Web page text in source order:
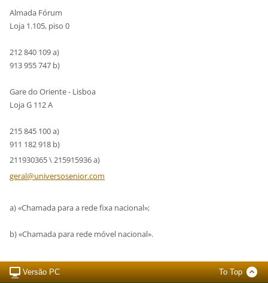
Almada Fórum
Loja 1.105, piso 0
212 840 109 a)
913 955 747 b)
Gare do Oriente - Lisboa
Loja G 112 A
215 845 100 a)
911 182 918 b)
211930365 \ 215915936 a)
geral@universosenior.com
a) «Chamada para a rede fixa nacional»;
b) «Chamada para rede móvel nacional».
Versão PC To Top